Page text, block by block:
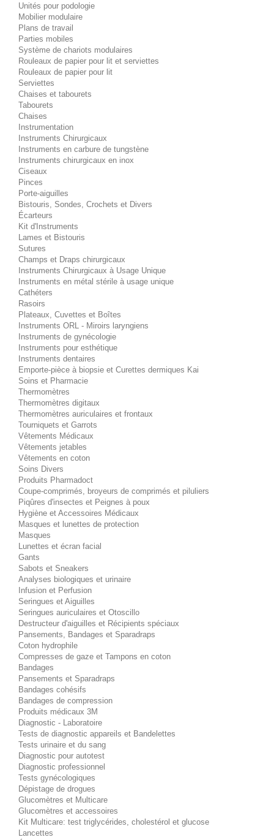
Unités pour podologie
Mobilier modulaire
Plans de travail
Parties mobiles
Système de chariots modulaires
Rouleaux de papier pour lit et serviettes
Rouleaux de papier pour lit
Serviettes
Chaises et tabourets
Tabourets
Chaises
Instrumentation
Instruments Chirurgicaux
Instruments en carbure de tungstène
Instruments chirurgicaux en inox
Ciseaux
Pinces
Porte-aiguilles
Bistouris, Sondes, Crochets et Divers
Écarteurs
Kit d'Instruments
Lames et Bistouris
Sutures
Champs et Draps chirurgicaux
Instruments Chirurgicaux à Usage Unique
Instruments en métal stérile à usage unique
Cathéters
Rasoirs
Plateaux, Cuvettes et Boîtes
Instruments ORL - Miroirs laryngiens
Instruments de gynécologie
Instruments pour esthétique
Instruments dentaires
Emporte-pièce à biopsie et Curettes dermiques Kai
Soins et Pharmacie
Thermomètres
Thermomètres digitaux
Thermomètres auriculaires et frontaux
Tourniquets et Garrots
Vêtements Médicaux
Vêtements jetables
Vêtements en coton
Soins Divers
Produits Pharmadoct
Coupe-comprimés, broyeurs de comprimés et piluliers
Piqûres d'insectes et Peignes à poux
Hygiène et Accessoires Médicaux
Masques et lunettes de protection
Masques
Lunettes et écran facial
Gants
Sabots et Sneakers
Analyses biologiques et urinaire
Infusion et Perfusion
Seringues et Aiguilles
Seringues auriculaires et Otoscillo
Destructeur d'aiguilles et Récipients spéciaux
Pansements, Bandages et Sparadraps
Coton hydrophile
Compresses de gaze et Tampons en coton
Bandages
Pansements et Sparadraps
Bandages cohésifs
Bandages de compression
Produits médicaux 3M
Diagnostic - Laboratoire
Tests de diagnostic appareils et Bandelettes
Tests urinaire et du sang
Diagnostic pour autotest
Diagnostic professionnel
Tests gynécologiques
Dépistage de drogues
Glucomètres et Multicare
Glucomètres et accessoires
Kit Multicare: test triglycérides, cholestérol et glucose
Lancettes